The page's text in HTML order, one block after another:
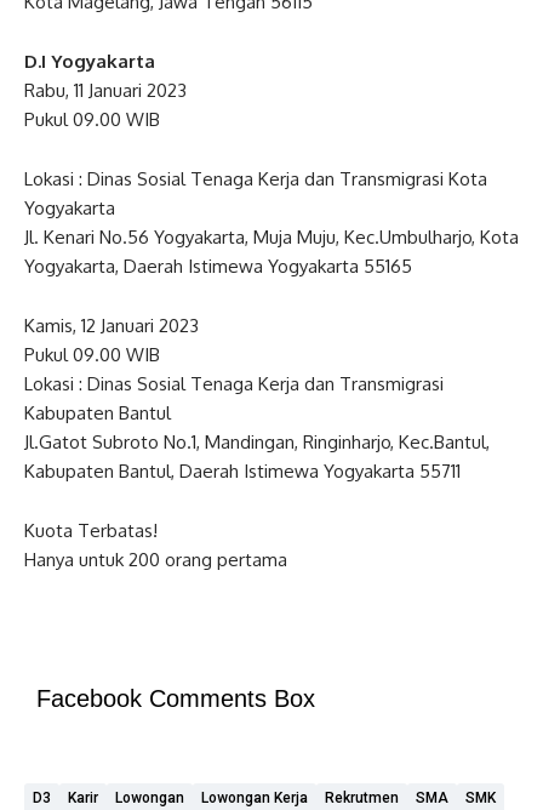
D.I Yogyakarta
Rabu, 11 Januari 2023
Pukul 09.00 WIB
Lokasi : Dinas Sosial Tenaga Kerja dan Transmigrasi Kota
Yogyakarta
Jl. Kenari No.56 Yogyakarta, Muja Muju, Kec.Umbulharjo, Kota
Yogyakarta, Daerah Istimewa Yogyakarta 55165
Kamis, 12 Januari 2023
Pukul 09.00 WIB
Lokasi : Dinas Sosial Tenaga Kerja dan Transmigrasi
Kabupaten Bantul
Jl.Gatot Subroto No.1, Mandingan, Ringinharjo, Kec.Bantul,
Kabupaten Bantul, Daerah Istimewa Yogyakarta 55711
Kuota Terbatas!
Hanya untuk 200 orang pertama
Facebook Comments Box
D3 Karir Lowongan Lowongan Kerja Rekrutmen SMA SMK